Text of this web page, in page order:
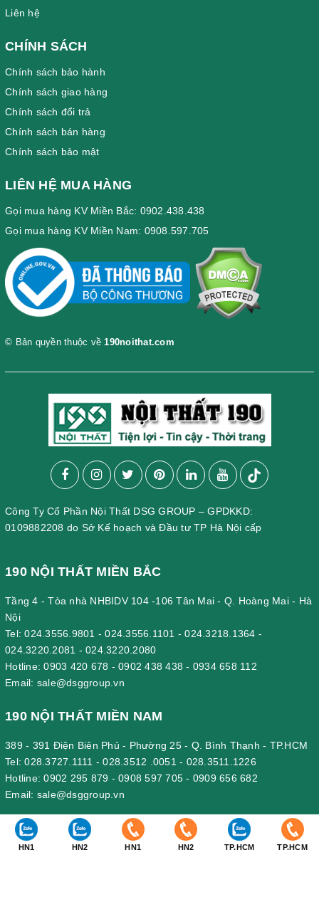
Liên hệ
CHÍNH SÁCH
Chính sách bảo hành
Chính sách giao hàng
Chính sách đổi trả
Chính sách bán hàng
Chính sách bảo mật
LIÊN HỆ MUA HÀNG
Gọi mua hàng KV Miền Bắc: 0902.438.438
Gọi mua hàng KV Miền Nam: 0908.597.705
© Bản quyền thuộc về 190noithat.com
Công Ty Cổ Phần Nội Thất DSG GROUP – GPDKKD:
0109882208 do Sở Kế hoạch và Đầu tư TP Hà Nội cấp
190 NỘI THẤT MIỀN BẮC
Tầng 4 - Tòa nhà NHBIDV 104 -106 Tân Mai - Q. Hoàng Mai - Hà
Nội
Tel:024.3556.9801 -024.3556.1101 -024.3218.1364 -
024.3220.2081 - 024.3220.2080
Hotline:0903 420 678 - 0902 438 438 - 0934 658 112
Email: sale@dsggroup.vn
190 NỘI THẤT MIỀN NAM
389 - 391 Điện Biên Phủ - Phường 25 - Q. Bình Thạnh - TP.HCM
Tel:028.3727.1111 -028.3512 .0051 - 028.3511.1226
Hotline:0902 295 879 - 0908 597 705 - 0909 656 682
Email: sale@dsggroup.vn
190 VĂN PHÒNG CÔNG TY
HN1 HN2 HN1 HN2 TP.HCM TP.HCM